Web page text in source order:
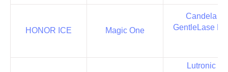
HONOR ICE Magic One
Candela
GentleLase
Lutronic